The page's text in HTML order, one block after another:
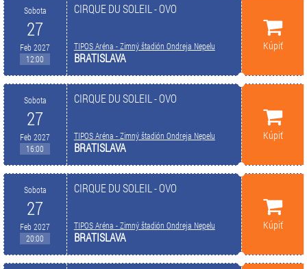
Sobota
27
Feb 2027
12:00
CIRQUE DU SOLEIL - OVO
TIPOS Aréna - Zimný štadión Ondreja Nepelu
BRATISLAVA
Kúpiť
Sobota
27
Feb 2027
16:00
CIRQUE DU SOLEIL - OVO
TIPOS Aréna - Zimný štadión Ondreja Nepelu
BRATISLAVA
Kúpiť
Sobota
27
Feb 2027
20:00
CIRQUE DU SOLEIL - OVO
TIPOS Aréna - Zimný štadión Ondreja Nepelu
BRATISLAVA
Kúpiť